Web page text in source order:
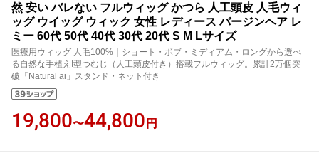
然 安い バレない フルウィッグ かつら 人工頭皮 人毛ウィ
ッグ ウイッグ ウィック 女性 レディース バージンヘア レ
ミー 60代 50代 40代 30代 20代 S M Lサイズ
医療用ウィッグ 人毛100%｜ショート・ボブ・ミディアム・ロングから選べ
る自然な手植えI型つむじ（人工頭皮付き）搭載フルウィッグ。累計2万個突
破「Natural ai」スタンド・ネット付き
19,800〜44,800 円